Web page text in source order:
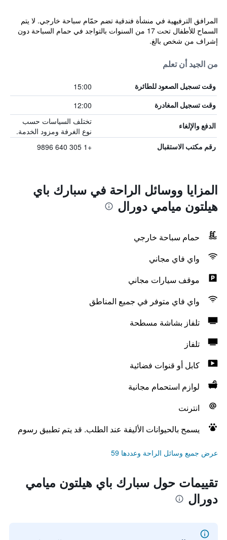
المرافق الترفيهية في منشأة فندقية تضم حمّام سباحة خارجي. لا يتم
السماح للأطفال تحت 17 من السنوات بالتواجد في حمام السباحة دون
إشراف من شخص بالغ.
من الجيد أن تعلم
وقت تسجيل الصعود للطائرة 15:00
وقت تسجيل المغادرة 12:00
الدفع والإلغاء
تختلف السياسات حسب
نوع الغرفة ومزود الخدمة.
رقم مكتب الاستقبال +1 305 640 9896
المزايا ووسائل الراحة في سبارك باي
هيلتون ميامي دورال
حمام سباحة خارجي
واي فاي مجاني
موقف سيارات مجاني
واي فاي متوفر في جميع المناطق
تلفاز بشاشة مسطحة
تلفاز
كابل أو قنوات فضائية
لوازم استحمام مجانية
انترنت
يسمح بالحيوانات الأليفة عند الطلب. قد يتم تطبيق رسوم
عرض جميع وسائل الراحة وعددها 59
تقييمات حول سبارك باي هيلتون ميامي
دورال